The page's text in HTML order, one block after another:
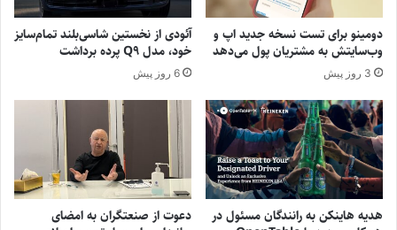
دومینو برای تست نسخه جدید اپ و
وب‌سایتش به مشتریان پول می‌دهد
3 روز پیش
آئودی از نخستین شاسی‌بلند تمام‌سایز
خود، مدل Q9 پرده برداشت
6 روز پیش
هدیه هاینکن به رانندگان مسئول در
دعوت از صنعتگران به امضای